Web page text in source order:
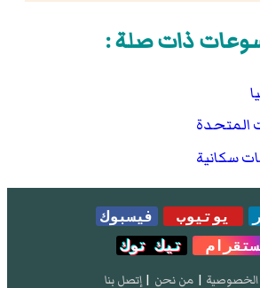
ذات صلة :
المتحدة
سكانية
يوتيوب
فيسبوك
تيك توك
| من نحن | إتصل بنا